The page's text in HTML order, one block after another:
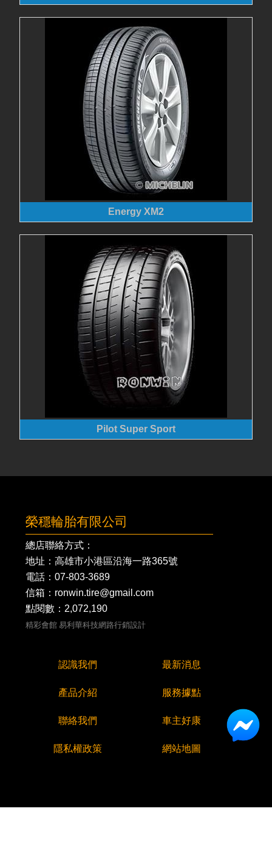
Energy XM2
Pilot Super Sport
榮穩輪胎有限公司
總店聯絡方式：
地址：高雄市小港區沿海一路365號
電話：07-803-3689
信箱：ronwin.tire@gmail.com
點閱數：2,072,190
精彩會館 易利華科技網路行銷設計
認識我們 最新消息
產品介紹 服務據點
聯絡我們 車主好康
隱私權政策 網站地圖